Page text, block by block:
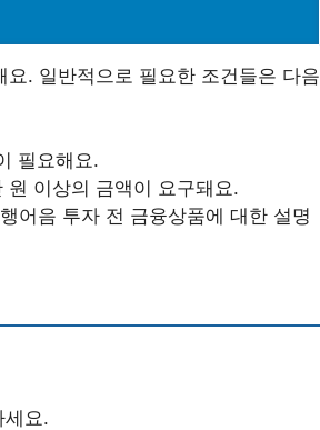
. 일반적으로 필요한 조건들은 다음
필요해요.
이상의 금액이 요구돼요.
어음 투자 전 금융상품에 대한 설명
세요.